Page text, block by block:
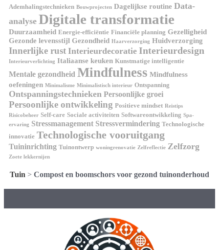
Ademhalingstechnieken Bouwprojecten Dagelijkse routine Data-
analyse Digitale transformatie
Duurzaamheid Energie-efficiëntie Financiële planning Gezelligheid
Gezonde levensstijl Gezondheid Haarverzorging Huidverzorging
Innerlijke rust Interieurdecoratie Interieurdesign
Interieurverlichting Italiaanse keuken Kunstmatige intelligentie
Mentale gezondheid Mindfulness Mindfulness
oefeningen Minimalisme Minimalistisch interieur Ontspanning
Ontspanningstechnieken Persoonlijke groei
Persoonlijke ontwikkeling Positieve mindset Reistips
Risicobeheer Self-care Sociale activiteiten Softwareontwikkeling Spa-
ervaring Stressmanagement Stressvermindering Technologische
innovatie Technologische vooruitgang
Tuininrichting Tuinontwerp woningrenovatie Zelfreflectie Zelfzorg
Zoete lekkernijen
Tuin > Compost en boomschors voor gezond tuinonderhoud